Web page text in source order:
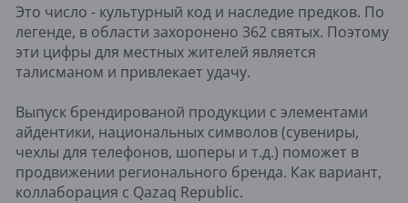
Это число - культурный код и наследие предков. По
легенде, в области захоронено 362 святых. Поэтому
эти цифры для местных жителей является
талисманом и привлекает удачу.
Выпуск брендированой продукции с элементами
айдентики, национальных символов (сувениры,
чехлы для телефонов, шоперы и т.д.) поможет в
продвижении регионального бренда. Как вариант,
коллаборация с Qazaq Republic.